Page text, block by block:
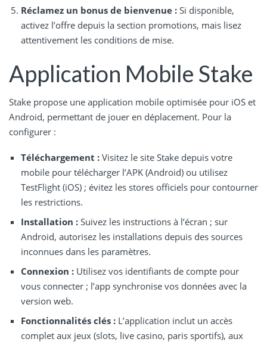
Réclamez un bonus de bienvenue : Si disponible,
activez l’offre depuis la section promotions, mais lisez
attentivement les conditions de mise.
Application Mobile Stake
Stake propose une application mobile optimisée pour iOS et
Android, permettant de jouer en déplacement. Pour la
configurer :
Téléchargement : Visitez le site Stake depuis votre
mobile pour télécharger l’APK (Android) ou utilisez
TestFlight (iOS) ; évitez les stores officiels pour contourner
les restrictions.
Installation : Suivez les instructions à l’écran ; sur
Android, autorisez les installations depuis des sources
inconnues dans les paramètres.
Connexion : Utilisez vos identifiants de compte pour
vous connecter ; l’app synchronise vos données avec la
version web.
Fonctionnalités clés : L’application inclut un accès
complet aux jeux (slots, live casino, paris sportifs), aux